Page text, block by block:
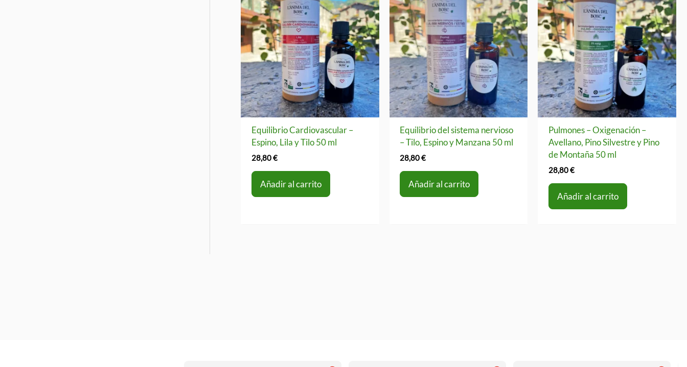
Equilibrio Cardiovascular –
Espino, Lila y Tilo 50 ml
28,80€
Añadir al carrito
Equilibrio del sistema nervioso
– Tilo, Espino y Manzana 50 ml
28,80€
Añadir al carrito
Pulmones – Oxigenación –
Avellano, Pino Silvestre y Pino
de Montaña 50 ml
28,80€
Añadir al carrito